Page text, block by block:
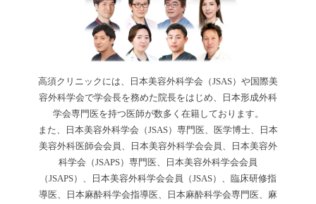
高須クリニックには、日本美容外科学会（JSAS）や国際美
容外科学会で学会長を務めた院長をはじめ、日本形成外科
学会専門医を持つ医師が数多く在籍しております。
また、日本美容外科学会（JSAS）専門医、医学博士、日本
美容外科医師会会員、日本美容外科学会会員、日本美容外
科学会（JSAPS）専門医、日本美容外科学会会員
（JSAPS）、日本美容外科学会会員（JSAS）、臨床研修指
導医、日本麻酔科学会指導医、日本麻酔科学会専門医、麻